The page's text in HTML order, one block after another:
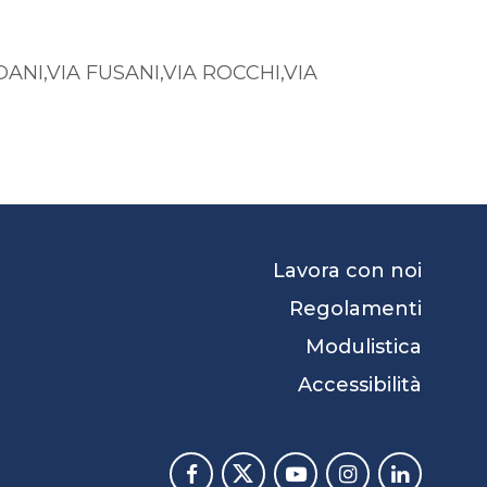
FUSANI,VIA ROCCHI,VIA
Lavora con noi
Regolamenti
Modulistica
Accessibilità